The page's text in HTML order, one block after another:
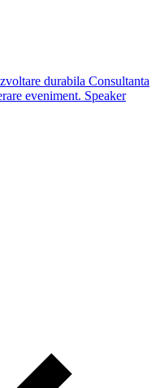
durabila Consultanta
eveniment. Speaker